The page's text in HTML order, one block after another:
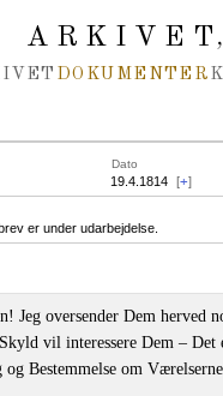
ARKIVET,
DOKUMENTER
Dato
19.4.1814 [+]
er under udarbejdelse.
Jeg oversender Dem herved
vil interessere Dem –
og Bestemmelse om